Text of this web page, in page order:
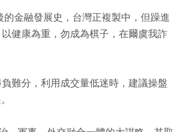
金融發展史，台灣正複製中，但躁進
健康為重，勿成為棋子，在爾虞我詐
難分，利用成交量低迷時，建議操盤